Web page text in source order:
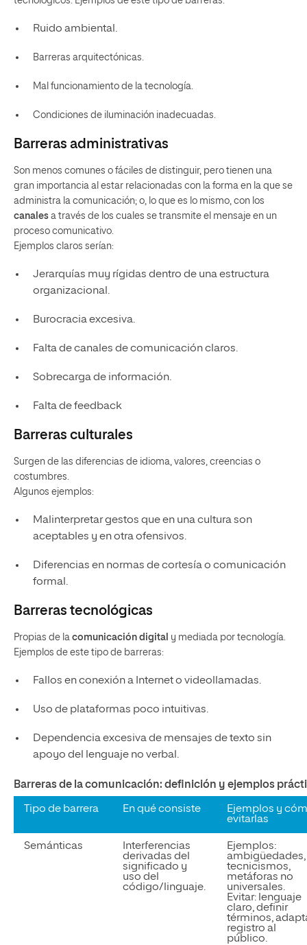
Ruido ambiental.
Barreras arquitectónicas.
Mal funcionamiento de la tecnología.
Condiciones de iluminación inadecuadas.
Barreras administrativas
Son menos comunes o fáciles de distinguir, pero tienen una
gran importancia al estar relacionadas con la forma en la que se
administra la comunicación; o, lo que es lo mismo, con los
canales a través de los cuales se transmite el mensaje en un
proceso comunicativo.
Ejemplos claros serían:
Jerarquías muy rígidas dentro de una estructura
organizacional.
Burocracia excesiva.
Falta de canales de comunicación claros.
Sobrecarga de información.
Falta de feedback
Barreras culturales
Surgen de las diferencias de idioma, valores, creencias o
costumbres.
Algunos ejemplos:
Malinterpretar gestos que en una cultura son
aceptables y en otra ofensivos.
Diferencias en normas de cortesía o comunicación
formal.
Barreras tecnológicas
Propias de la comunicación digital y mediada por tecnología.
Ejemplos de este tipo de barreras:
Fallos en conexión a Internet o videollamadas.
Uso de plataformas poco intuitivas.
Dependencia excesiva de mensajes de texto sin
apoyo del lenguaje no verbal.
Barreras de la comunicación: definición y ejemplos
Tipo de barrera En qué consiste
Ejemplos y
evitarlas
Semánticas
Interferencias
derivadas del
significado y
uso del
código/linguaje.
Ejemplos:
ambigüedades,
tecnicismos,
metáforas no
universales.
Evitar: lenguaje
claro, definir
términos,
registro al
público.